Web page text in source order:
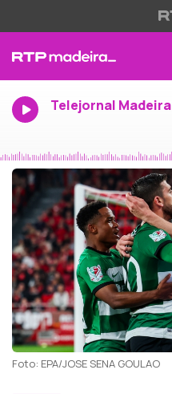
Telejornal Madeira
Foto: EPA/JOSE SENA GOULAO